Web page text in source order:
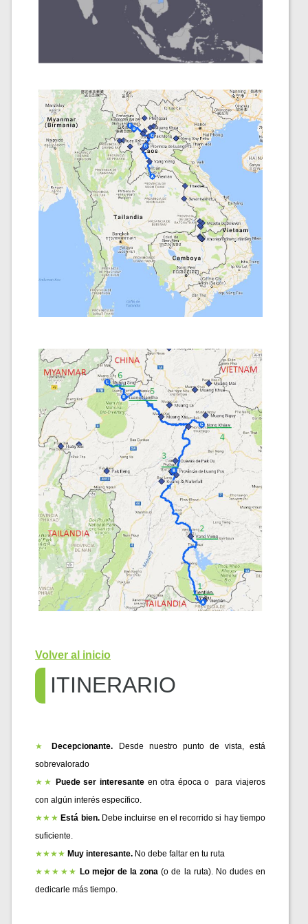
Volver al inicio
ITINERARIO
★ Decepcionante.
Desde nuestro punto de vista, está
sobrevalorado
★★
Puede ser interesante en otra época o  para viajeros
con algún interés específico.
★★★ Está bien. Debe incluirse en el recorrido si hay tiempo
suficiente.
★★★★ Muy interesante. No debe faltar en tu ruta
★★★★★ Lo mejor de la zona (o de la ruta). No dudes en
dedicarle más tiempo.